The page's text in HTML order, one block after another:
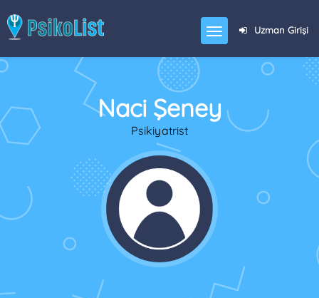
Uzman Girişi
Naci Şeney
Psikiyatrist